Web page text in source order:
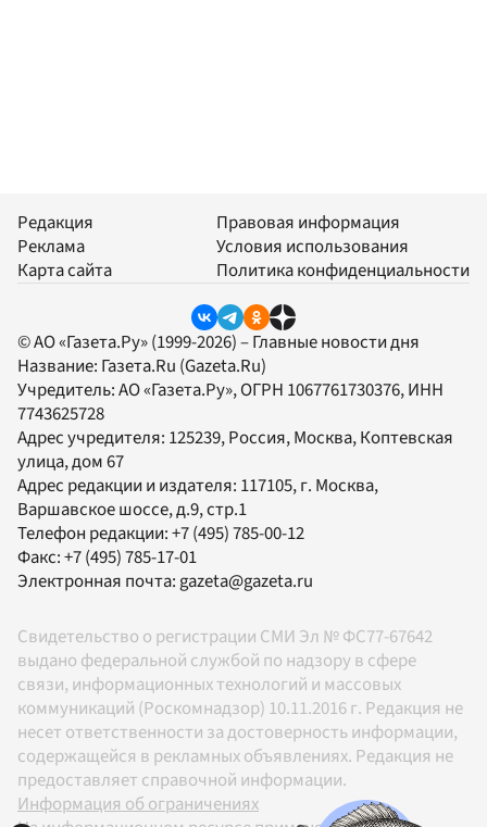
Редакция
Реклама
Карта сайта
Правовая информация
Условия использования
Политика конфиденциальности
© АО «Газета.Ру» (1999-2026) – Главные новости дня
Название: Газета.Ru (Gazeta.Ru)
Учредитель:АО «Газета.Ру», ОГРН 1067761730376, ИНН
7743625728
Адрес учредителя: 125239, Россия, Москва, Коптевская
улица, дом 67
Адрес редакции и издателя: 117105, г. Москва,
Варшавское шоссе, д.9, стр.1
Телефон редакции:+7 (495) 785-00-12
Факс:+7 (495) 785-17-01
Электронная почта:gazeta@gazeta.ru
Свидетельство о регистрации СМИ Эл № ФС77-67642
выдано федеральной службой по надзору в сфере
связи, информационных технологий и массовых
коммуникаций (Роскомнадзор) 10.11.2016 г. Редакция не
несет ответственности за достоверность информации,
содержащейся в рекламных объявлениях. Редакция не
предоставляет справочной информации.
Информация об ограничениях